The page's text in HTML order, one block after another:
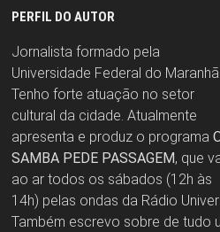
PERFIL DO AUTOR
Jornalista formado pela
Universidade Federal do
Tenho forte atuação no setor
cultural da cidade. Atualmente
apresenta e produz o programa
SAMBA PEDE PASSAGEM, que
ao ar todos os sábados (12h às
14h) pelas ondas da Rádio
Também escrevo sobre de tudo